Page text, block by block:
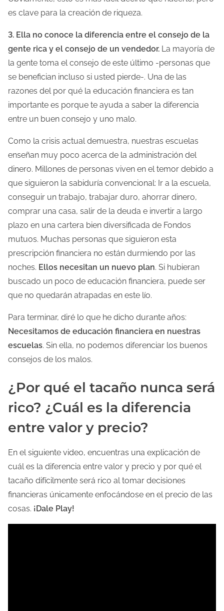
es clave para la creación de riqueza.
3. Ella no conoce la diferencia entre el consejo de la
gente rica y el consejo de un vendedor. La mayoría de
la gente toma el consejo de este último -personas que
se benefician incluso si usted pierde-. Una de las
razones del por qué la educación financiera es tan
importante es porque te ayuda a saber la diferencia
entre un buen consejo y uno malo.
Como la crisis actual demuestra, nuestras escuelas
enseñan muy poco acerca de la administración del
dinero. Millones de personas viven en el temor debido a
que siguieron la sabiduría convencional: Ir a la escuela,
conseguir un trabajo, trabajar duro, ahorrar dinero,
comprar una casa, salir de la deuda e invertir a largo
plazo en una cartera bien diversificada de Fondos
mutuos. Muchas personas que siguieron esta
prescripción financiera no están durmiendo por las
noches. Ellos necesitan un nuevo plan. Si hubieran
buscado un poco de educación financiera, puede ser
que no quedarán atrapadas en este lío.
Para terminar, diré lo que he dicho durante años:
Necesitamos de educación financiera en nuestras
escuelas. Sin ella, no podemos diferenciar los buenos
consejos de los malos.
¿Por qué el tacaño nunca será
rico? ¿Cuál es la diferencia
entre valor y precio?
En el siguiente video, encuentras una explicación de
cuál es la diferencia entre valor y precio y por qué el
tacaño difícilmente será rico al tomar decisiones
financieras únicamente enfocándose en el precio de las
cosas. ¡Dale Play!